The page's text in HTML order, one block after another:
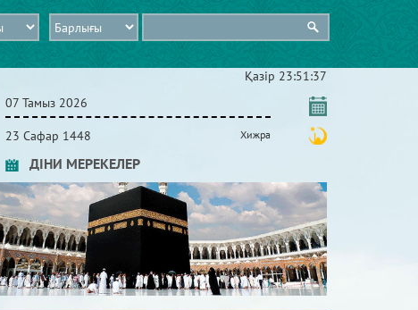
Қазір 23:51:39
07 Тамыз 2026
23 Сафар 1448 Хижра
ДІНИ МЕРЕКЕЛЕР